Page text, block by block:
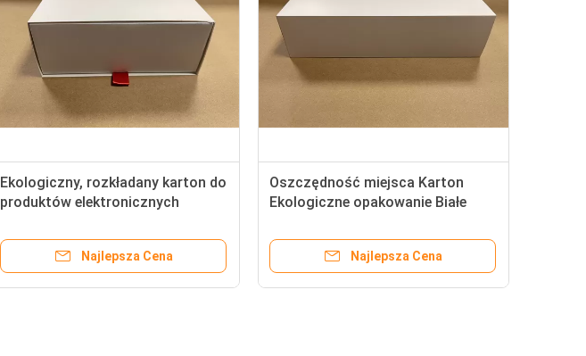
Ekologiczny, rozkładany karton do
produktów elektronicznych
Najlepsza Cena
Oszczędność miejsca Karton
Ekologiczne opakowanie Białe
Najlepsza Cena